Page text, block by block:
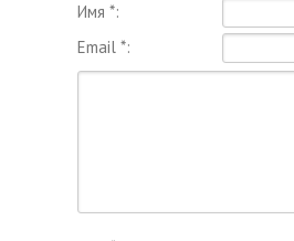
Имя *:
Email *: